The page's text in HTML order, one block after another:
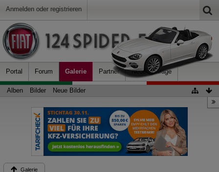
Anmelden oder registrieren
Portal Forum Galerie Partner Neue Beiträge
Alben Bilder Neue Bilder
Galerie